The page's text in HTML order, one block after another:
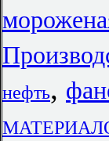
нефть,